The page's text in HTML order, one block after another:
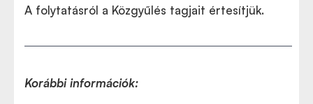
A folytatásról a Közgyűlés tagjait értesítjük.
Korábbi információk: